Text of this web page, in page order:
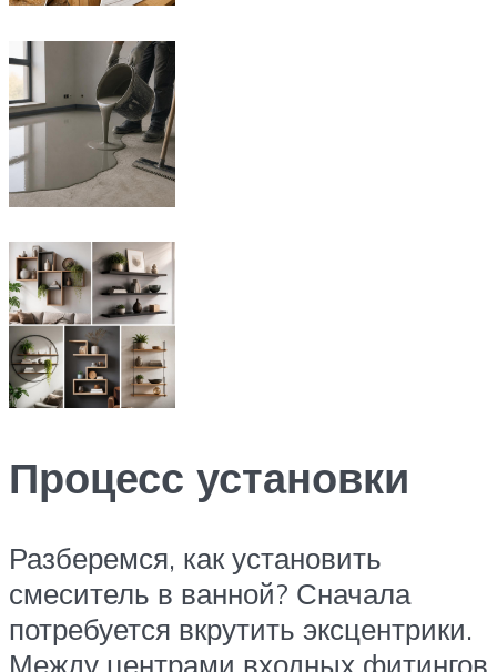
Процесс установки
Разберемся, как установить
смеситель в ванной? Сначала
потребуется вкрутить эксцентрики.
Между центрами входных фитингов